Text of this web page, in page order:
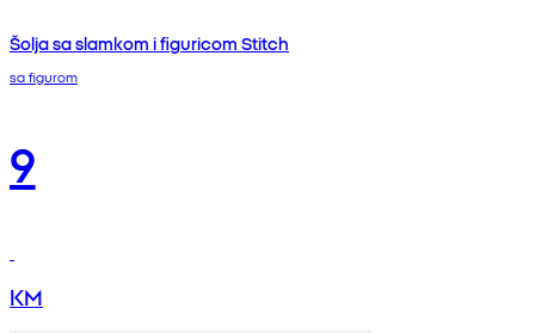
Šolja sa slamkom i figuricom Stitch
sa figurom
9
KM